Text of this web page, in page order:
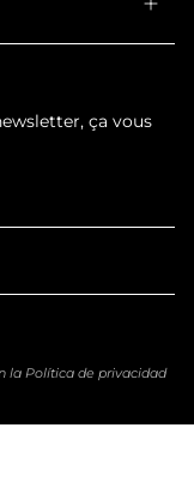
ça vous
la Política de privacidad